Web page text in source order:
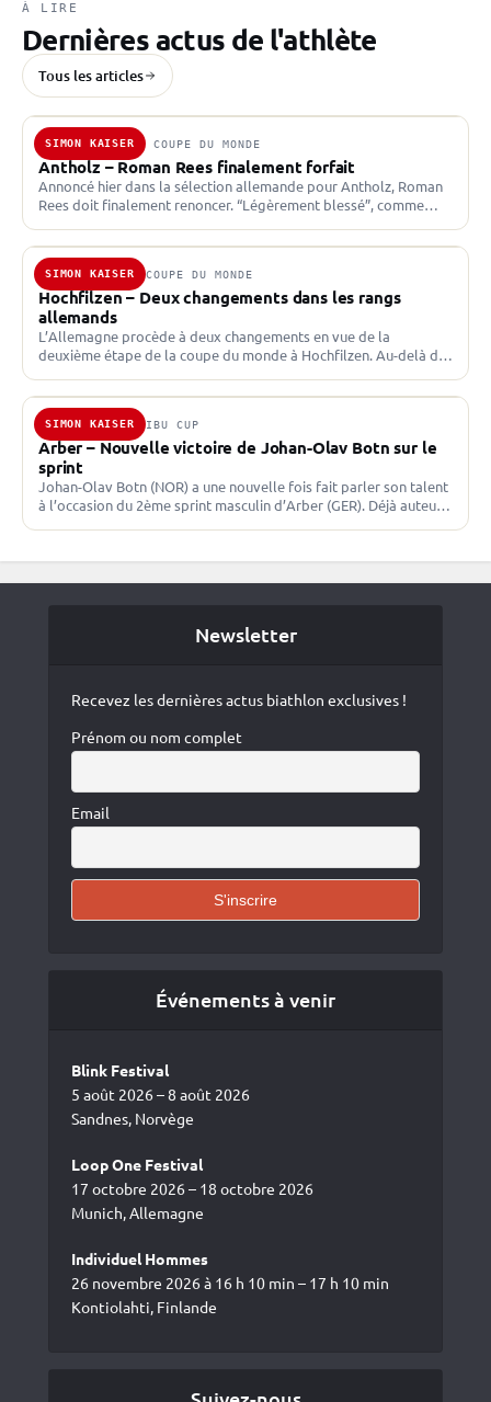
À LIRE
Dernières actus de l'athlète
Tous les articles
SIMON KAISER
21 JAN. 2025 · COUPE DU MONDE
Antholz – Roman Rees finalement forfait
Annoncé hier dans la sélection allemande pour Antholz, Roman
Rees doit finalement renoncer. “Légèrement blessé”, comme
Rees ne…
SIMON KAISER
9 DÉC. 2024 · COUPE DU MONDE
Hochfilzen – Deux changements dans les rangs
allemands
L’Allemagne procède à deux changements en vue de la
deuxième étape de la coupe du monde à Hochfilzen. Au-delà de
SIMON KAISER
3 FÉV. 2024 · IBU CUP
Arber – Nouvelle victoire de Johan-Olav Botn sur le
sprint
Johan-Olav Botn (NOR) a une nouvelle fois fait parler son talent
à l’occasion du 2ème sprint masculin d’Arber (GER). Déjà auteur
Newsletter
Recevez les dernières actus biathlon exclusives !
Prénom ou nom complet
Email
Événements à venir
Blink Festival
5 août 2026 – 8 août 2026
Sandnes, Norvège
Loop One Festival
17 octobre 2026 – 18 octobre 2026
Munich, Allemagne
Individuel Hommes
26 novembre 2026 à 16 h 10 min – 17 h 10 min
Kontiolahti, Finlande